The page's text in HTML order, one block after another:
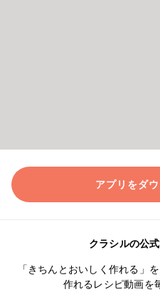
アプリをダ
クラシルの公
「きちんとおいしく作れる」
作れるレシピ動画を